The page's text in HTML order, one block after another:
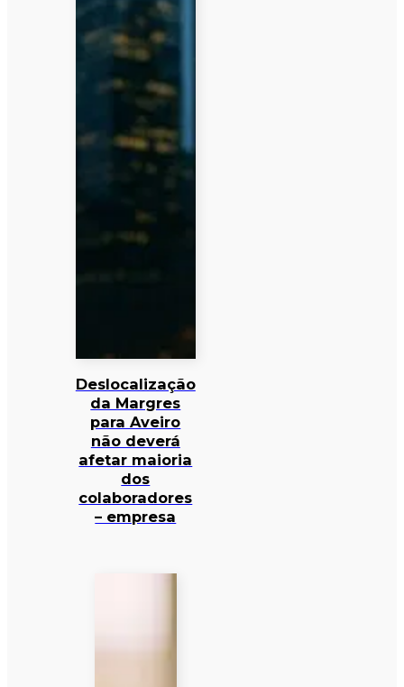
Deslocalização
da Margres
para Aveiro
não deverá
afetar maioria
dos
colaboradores
– empresa